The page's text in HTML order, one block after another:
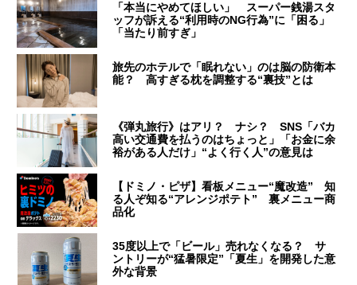
「本当にやめてほしい」 スーパー銭湯スタ
ッフが訴える“利用時のNG行為”に「困る」
「当たり前すぎ」
旅先のホテルで「眠れない」のは脳の防衛本
能？ 高すぎる枕を調整する“裏技”とは
《弾丸旅行》はアリ？ ナシ？ SNS「バカ
高い交通費を払うのはちょっと」「お金に余
裕がある人だけ」“よく行く人”の意見は
【ドミノ・ピザ】看板メニュー“魔改造” 知
る人ぞ知る“アレンジポテト” 裏メニュー商
品化
35度以上で「ビール」売れなくなる？ サ
ントリーが“猛暑限定”「夏生」を開発した意
外な背景